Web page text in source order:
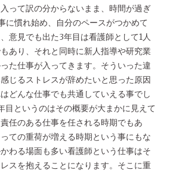
って訳の分からないまま、時間が過ぎ
に慣れ始め、自分のペースがつかめて
意見でも出た3年目は看護師として1人
あり、それと同時に新人指導や研究業
た仕事が入ってきます。そういった違
じるストレスが辞めたいと思った原因
どんな仕事でも共通していえる事でし
目というのはその概要が大まかに見えて
任のある仕事を任される時期でもあ
ての重荷が増える時期という事にもな
わる場面も多い看護師という仕事はそ
スを抱えることになります。そこに重